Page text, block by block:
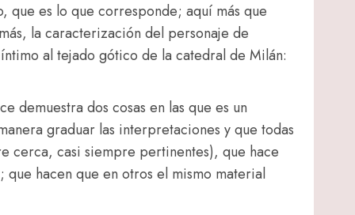
que es lo que corresponde; aquí más que
la caracterización del personaje de
al tejado gótico de la catedral de Milán:
demuestra dos cosas en las que es un
graduar las interpretaciones y que todas
cerca, casi siempre pertinentes), que hace
hacen que en otros el mismo material